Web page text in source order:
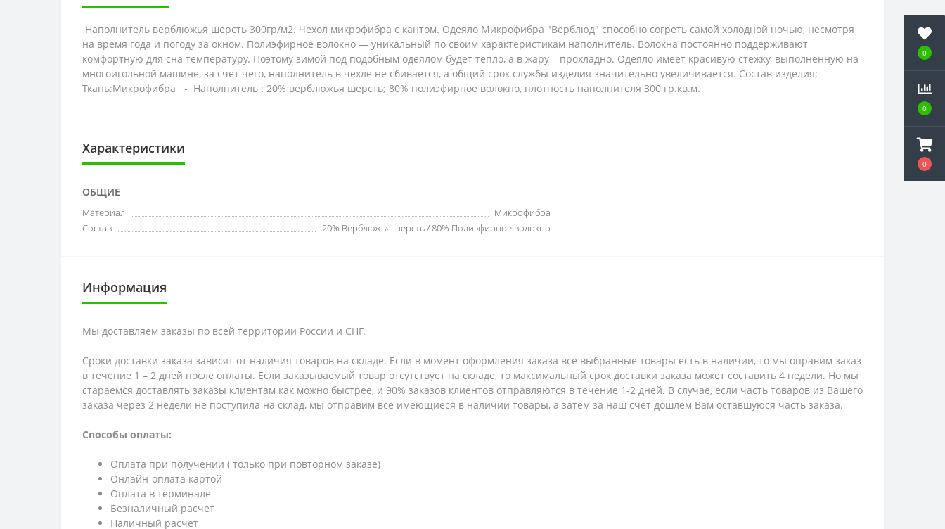
0
0
0
Наполнитель верблюжья шерсть 300гр/м2. Чехол микрофибра с кантом. Одеяло Микрофибра "Верблюд" способно согреть самой холодной ночью, несмотря
на время года и погоду за окном. Полиэфирное волокно — уникальный по своим характеристикам наполнитель. Волокна постоянно поддерживают
комфортную для сна температуру. Поэтому зимой под подобным одеялом будет тепло, а в жару – прохладно. Одеяло имеет красивую стёжку, выполненную на
многоигольной машине, за счет чего, наполнитель в чехле не сбивается, а общий срок службы изделия значительно увеличивается. Состав изделия: -
Ткань:Микрофибра - Наполнитель : 20% верблюжья шерсть; 80% полиэфирное волокно, плотность наполнителя 300 гр.кв.м.
Характеристики
ОБЩИЕ
Материал
Микрофибра
Состав
20% Верблюжья шерсть / 80% Полиэфирное волокно
Информация
Мы доставляем заказы по всей территории России и СНГ.
Сроки доставки заказа зависят от наличия товаров на складе. Если в момент оформления заказа все выбранные товары есть в наличии, то мы оправим заказ
в течение 1 – 2 дней после оплаты. Если заказываемый товар отсутствует на складе, то максимальный срок доставки заказа может составить 4 недели. Но мы
стараемся доставлять заказы клиентам как можно быстрее, и 90% заказов клиентов отправляются в течение 1-2 дней. В случае, если часть товаров из Вашего
заказа через 2 недели не поступила на склад, мы отправим все имеющиеся в наличии товары, а затем за наш счет дошлем Вам оставшуюся часть заказа.
Способы оплаты:
Оплата при получении ( только при повторном заказе)
Онлайн-оплата картой
Оплата в терминале
Безналичный расчет
Наличный расчет